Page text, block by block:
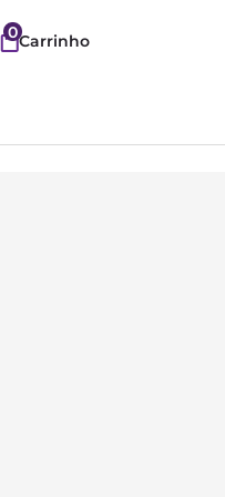
0Carrinho